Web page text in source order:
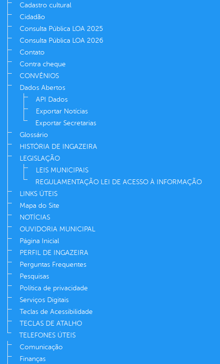
Cadastro cultural
Cidadão
Consulta Pública LOA 2025
Consulta Pública LOA 2026
Contato
Contra cheque
CONVÊNIOS
Dados Abertos
API Dados
Exportar Notícias
Exportar Secretarias
Glossário
HISTÓRIA DE INGAZEIRA
LEGISLAÇÃO
LEIS MUNICIPAIS
REGULAMENTAÇÃO LEI DE ACESSO À INFORMAÇÃO
LINKS ÚTEIS
Mapa do Site
NOTÍCIAS
OUVIDORIA MUNICIPAL
Página Inicial
PERFIL DE INGAZEIRA
Perguntas Frequentes
Pesquisas
Política de privacidade
Serviços Digitais
Teclas de Acessibilidade
TECLAS DE ATALHO
TELEFONES ÚTEIS
Comunicação
Finanças